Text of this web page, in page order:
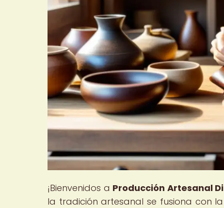
¡Bienvenidos a Producción Artesanal
la tradición artesanal se fusiona con